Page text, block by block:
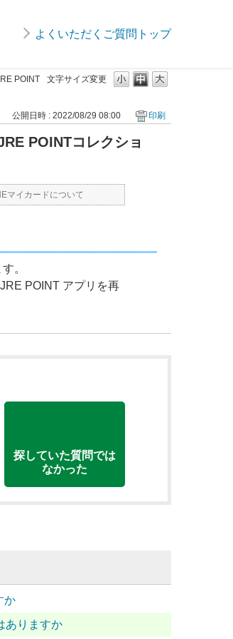
よくいただくご質問トップ
文字サイズ変更
POINT
公開日時 : 2022/08/29 08:00 印刷
POINTコレクショ
マイカードについて
。
POINT アプリを再
探していた質問では
なかった
か
ありますか